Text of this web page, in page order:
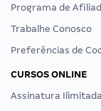
Programa de
Trabalhe Conosco
Preferências de
CURSOS ONLINE
Assinatura Ilimitada